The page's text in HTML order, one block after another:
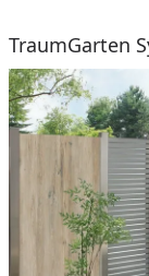
TraumGarten